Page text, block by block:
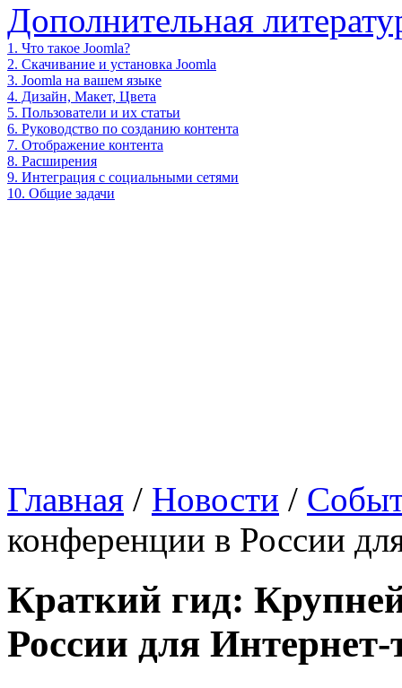
Дополнительная
1. Что такое Joomla?
2. Скачивание и установка Joomla
3. Joomla на вашем языке
4. Дизайн, Макет, Цвета
5. Пользователи и их статьи
6. Руководство по созданию контента
7. Отображение контента
8. Расширения
9. Интеграция с социальными сетями
10. Общие задачи
Главная / Новости /
конференции в России
Краткий гид:
России для Интернет-